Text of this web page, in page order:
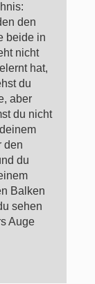
den
beide in
nicht
hat,
du
aber
du nicht
den
du
Balken
sehen
Auge